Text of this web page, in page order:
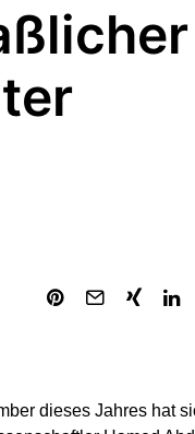
dieses Jahres hat